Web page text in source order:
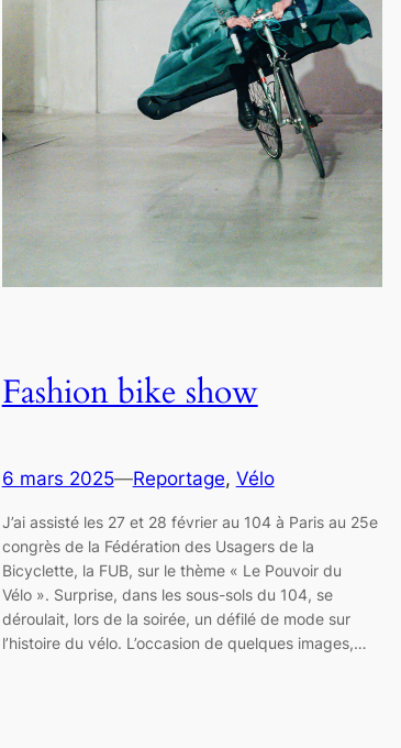
Fashion bike show
6 mars 2025—Reportage, Vélo
J’ai assisté les 27 et 28 février au 104 à Paris au 25e
congrès de la Fédération des Usagers de la
Bicyclette, la FUB, sur le thème « Le Pouvoir du
Vélo ». Surprise, dans les sous-sols du 104, se
déroulait, lors de la soirée, un défilé de mode sur
l’histoire du vélo. L’occasion de quelques images,…